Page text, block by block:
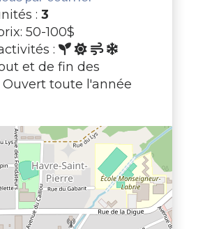
: 3
50-100$
:
et de fin des
Ouvert toute l'année